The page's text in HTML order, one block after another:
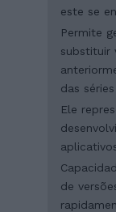
este se
Permite
substituir
das séries
Ele
de